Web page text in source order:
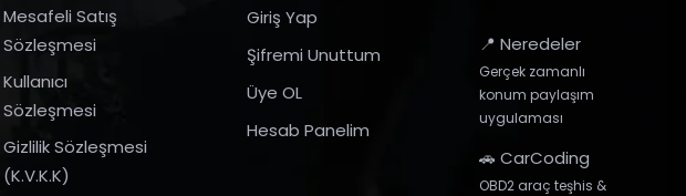
Mesafeli Satış
Sözleşmesi
Kullanıcı
Sözleşmesi
Gizlilik Sözleşmesi
(K.V.K.K)
Giriş Yap
Şifremi Unuttum
Üye OL
Hesab Panelim
📍 Neredeler
Gerçek zamanlı
konum paylaşım
uygulaması
🚗 CarCoding
OBD2 araç teşhis &